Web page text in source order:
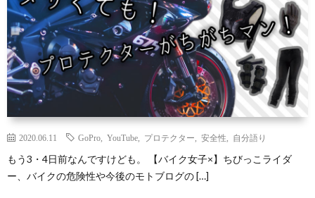
2020.06.11 GoPro YouTube プロテクター 安全性 自分語り
もう3・4日前なんですけども。 【バイク女子×】ちびっこライダ
ー、バイクの危険性や今後のモトブログの […]